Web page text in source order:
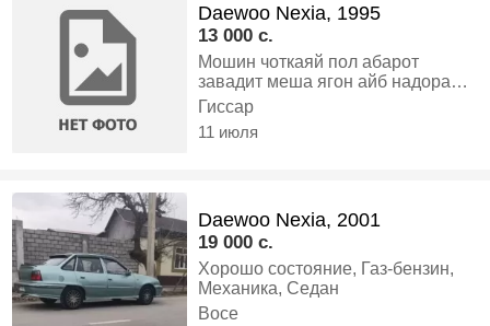
Daewoo Nexia, 1995
13 000 c.
Мошин чоткаяй пол абарот
завадит меша ягон айб надора
пул даркор, Газ-бензин,
Механика, Седан
Гиссар
11 июля
Daewoo Nexia, 2001
19 000 c.
Хорошо состояние, Газ-бензин,
Механика, Седан
Восе